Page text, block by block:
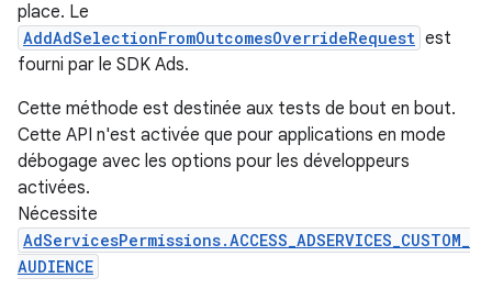
place. Le
AddAdSelectionFromOutcomesOverrideRequest est
fourni par le SDK Ads.
Cette méthode est destinée aux tests de bout en bout.
Cette API n'est activée que pour applications en mode
débogage avec les options pour les développeurs
activées.
Nécessite
AdServicesPermissions.ACCESS_ADSERVICES_CUSTOM_
AUDIENCE